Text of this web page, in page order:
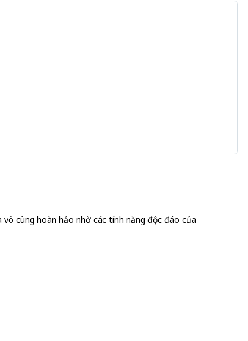
cùng hoàn hảo nhờ các tính năng độc đáo của